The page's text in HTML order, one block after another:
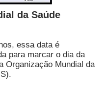
da Saúde
essa data é
para marcar o dia da
Organização Mundial da